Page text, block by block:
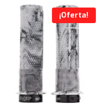
precios:
desde
S/135.00
hasta
S/140.00
¡Oferta!